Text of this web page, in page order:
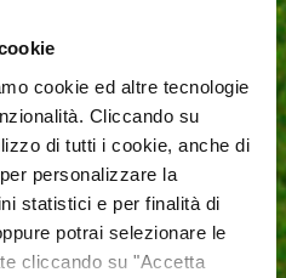
cookie ed altre tecnologie
Cliccando su
di tutti i cookie, anche di
personalizzare la
statistici e per finalità di
potrai selezionare le
cliccando su "Accetta
studio, lo sviluppo
soprattutto il